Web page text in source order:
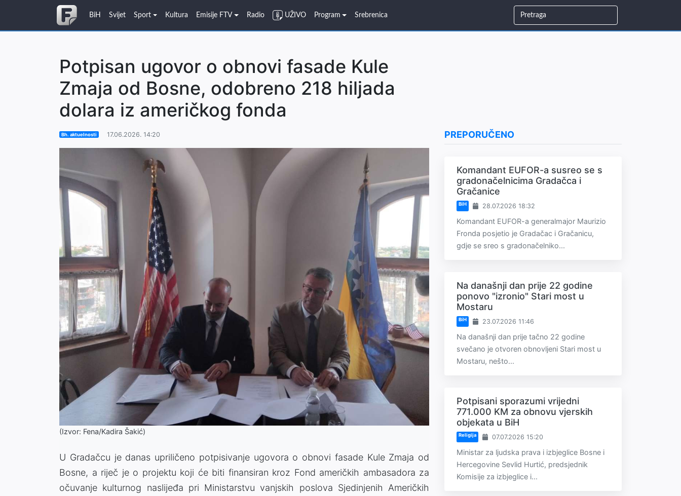
BiH Svijet Sport Kultura Emisije FTV Radio UŽIVO Program Srebrenica
Potpisan ugovor o obnovi fasade Kule
Zmaja od Bosne, odobreno 218 hiljada
dolara iz američkog fonda
Bh. aktuelnosti 17.06.2026. 14:20
(Izvor: Fena/Kadira Šakić)
U Gradačcu je danas upriličeno potpisivanje ugovora o obnovi fasade Kule Zmaja od
Bosne, a riječ je o projektu koji će biti finansiran kroz Fond američkih ambasadora za
očuvanje kulturnog naslijeđa pri Ministarstvu vanjskih poslova Sjedinjenih Američkih
PREPORUČENO
Komandant EUFOR-a susreo se s
gradonačelnicima Gradačca i
Gračanice
BiH 28.07.2026 18:32
Komandant EUFOR-a generalmajor Maurizio
Fronda posjetio je Gradačac i Gračanicu,
gdje se sreo s gradonačelniko...
Na današnji dan prije 22 godine
ponovo "izronio" Stari most u
Mostaru
BiH 23.07.2026 11:46
Na današnji dan prije tačno 22 godine
svečano je otvoren obnovljeni Stari most u
Mostaru, nešto...
Potpisani sporazumi vrijedni
771.000 KM za obnovu vjerskih
objekata u BiH
Religija 07.07.2026 15:20
Ministar za ljudska prava i izbjeglice Bosne i
Hercegovine Sevlid Hurtić, predsjednik
Komisije za izbjeglice i...